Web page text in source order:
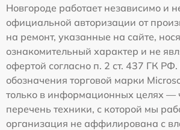
Новгороде работает независимо и
официальной авторизации от
на ремонт, указанные на сайте,
ознакомительный характер и не
офертой согласно п. 2 ст. 437 ГК
обозначения торговой марки
только в информационных целях —
перечень техники, с которой мы
организация не аффилирована с